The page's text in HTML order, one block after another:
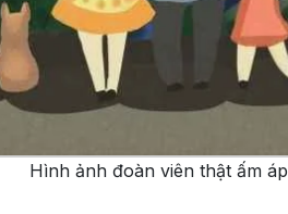
Hình ảnh đoàn viên thật ấm áp